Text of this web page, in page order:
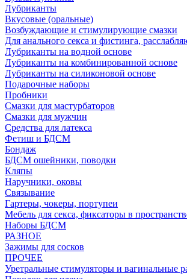
Лубриканты
Вкусовые (оральные)
Возбуждающие и стимулирующие смазки
Для анального секса и фистинга,
Лубриканты на водной основе
Лубриканты на комбинированной основе
Лубриканты на силиконовой основе
Подарочные наборы
Пробники
Смазки для мастурбаторов
Смазки для мужчин
Средства для латекса
Фетиш и БДСМ
Бондаж
БДСМ ошейники, поводки
Кляпы
Наручники, оковы
Связывание
Гартеры, чокеры, портупеи
Мебель для секса, фиксаторы в
Наборы БДСМ
РАЗНОЕ
Зажимы для сосков
ПРОЧЕЕ
Уретральные стимуляторы и вагинальные